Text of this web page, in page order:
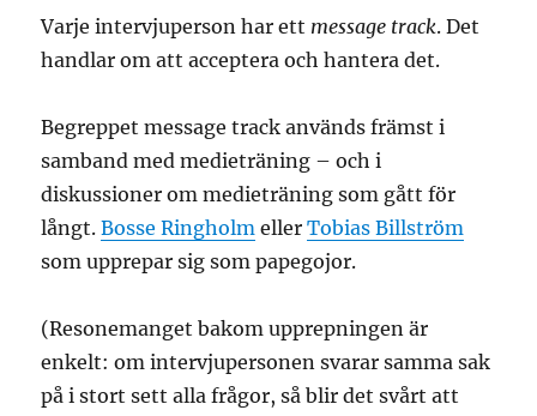
Varje intervjuperson har ett message track. Det
handlar om att acceptera och hantera det.
Begreppet message track används främst i
samband med medieträning – och i
diskussioner om medieträning som gått för
långt.Bosse Ringholm ellerTobias Billström
som upprepar sig som papegojor.
(Resonemanget bakom upprepningen är
enkelt: om intervjupersonen svarar samma sak
på i stort sett alla frågor, så blir det svårt att